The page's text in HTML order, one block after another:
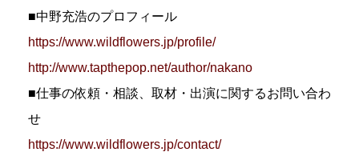
■中野充浩のプロフィール
https://www.wildflowers.jp/profile/
http://www.tapthepop.net/author/nakano
■仕事の依頼・相談、取材・出演に関するお問い合わ
せ
https://www.wildflowers.jp/contact/